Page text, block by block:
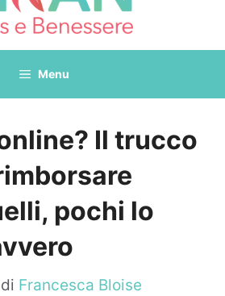
Menu
Il trucco
pochi lo
di Francesca Bloise